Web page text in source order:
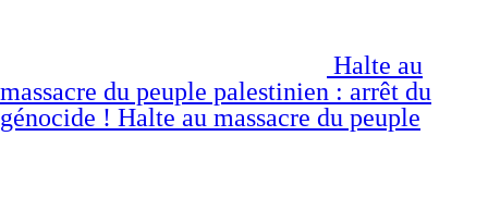
Halte au
massacre du peuple palestinien : arrêt du
génocide ! Halte au massacre du peuple